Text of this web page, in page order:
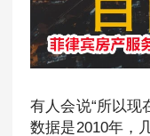
有人会说“所以现
数据是2010年，